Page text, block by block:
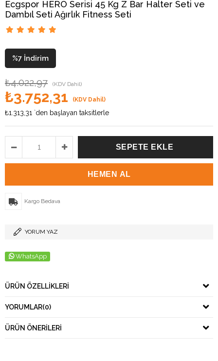
Ecgspor HERO Serisi 45 Kg Z Bar Halter Seti ve
Dambıl Seti Ağırlık Fitness Seti
%7 İndirim
₺4.022,97 (KDV Dahil)
₺3.752,31 (KDV Dahil)
₺1.313,31 `den başlayan taksitlerle
Kargo Bedava
YORUM YAZ
WhatsApp
ÜRÜN ÖZELLIKLERI
YORUMLAR(0)
ÜRÜN ÖNERILERI